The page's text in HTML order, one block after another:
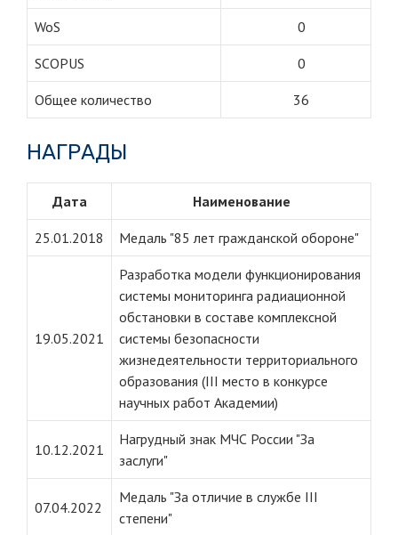
WoS 0
SCOPUS 0
Общее количество 36
НАГРАДЫ
Дата Наименование
25.01.2018 Медаль "85 лет гражданской обороне"
19.05.2021
Разработка модели функционирования
системы мониторинга радиационной
обстановки в составе комплексной
системы безопасности
жизнедеятельности территориального
образования (III место в конкурсе
научных работ Академии)
10.12.2021
Нагрудный знак МЧС России "За
заслуги"
07.04.2022
Медаль "За отличие в службе III
степени"